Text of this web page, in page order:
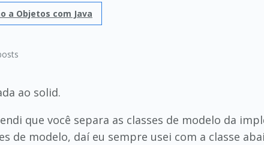
a Objetos com Java
ao solid.
que você separa as classes de modelo da
de modelo, daí eu sempre usei com a classe